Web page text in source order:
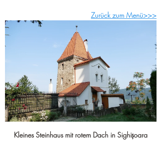
Zurück zum Menü>>>
Kleines Steinhaus mit rotem Dach in Sighișoara